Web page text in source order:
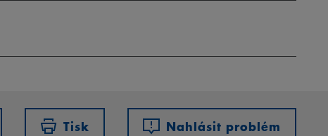
Tisk Nahlásit problém